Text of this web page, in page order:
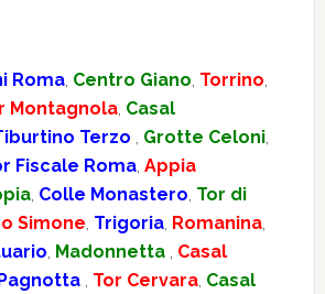
Roma, Centro Giano, Torrino,
Montagnola, Casal
Terzo , Grotte Celoni,
Fiscale Roma, Appia
, Colle Monastero, Tor di
Simone, Trigoria, Romanina,
, Madonnetta , Casal
, Tor Cervara, Casal